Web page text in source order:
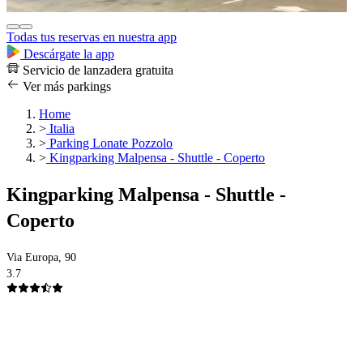
Todas tus reservas en nuestra app
Descárgate la app
Servicio de lanzadera gratuita
Ver más parkings
Home
> Italia
> Parking Lonate Pozzolo
> Kingparking Malpensa - Shuttle - Coperto
Kingparking Malpensa - Shuttle -
Coperto
Via Europa, 90
3.7